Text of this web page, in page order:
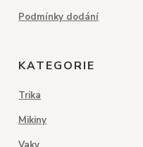
Podmínky dodání
KATEGORIE
Trika
Mikiny